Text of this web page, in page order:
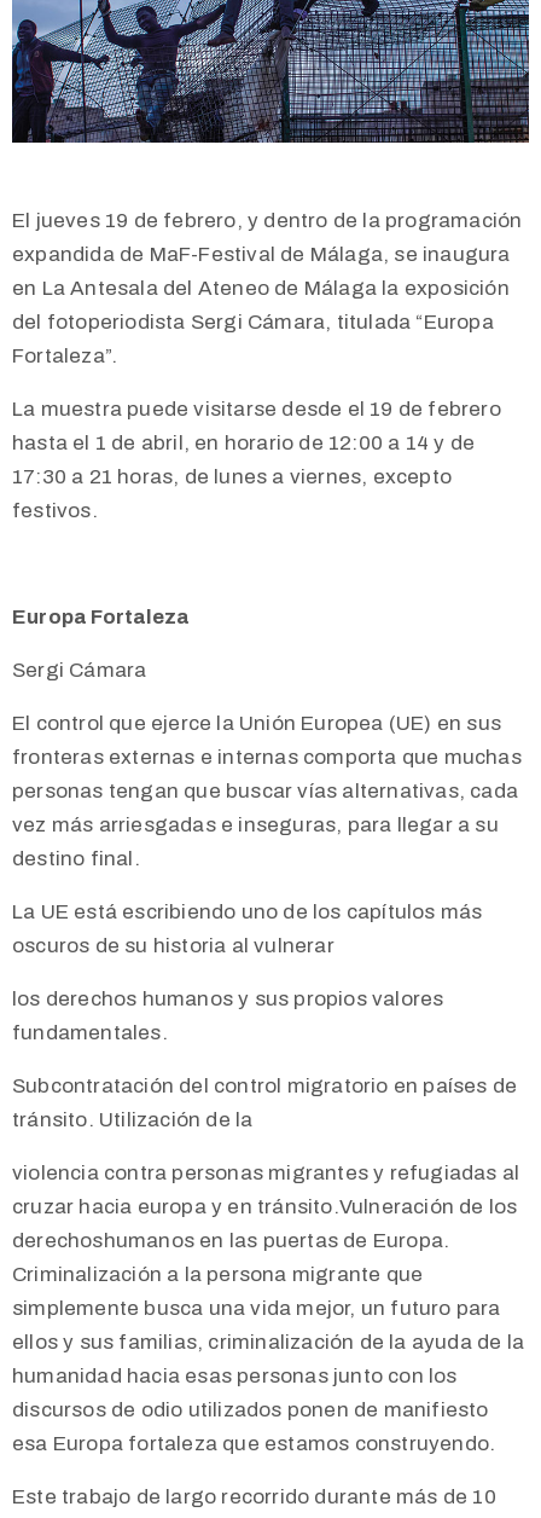
El jueves 19 de febrero, y dentro de la programación
expandida de MaF-Festival de Málaga, se inaugura
en La Antesala del Ateneo de Málaga la exposición
del fotoperiodista Sergi Cámara, titulada “Europa
Fortaleza”.
La muestra puede visitarse desde el 19 de febrero
hasta el 1 de abril, en horario de 12:00 a 14 y de
17:30 a 21 horas, de lunes a viernes, excepto
festivos.
Europa Fortaleza
Sergi Cámara
El control que ejerce la Unión Europea (UE) en sus
fronteras externas e internas comporta que muchas
personas tengan que buscar vías alternativas, cada
vez más arriesgadas e inseguras, para llegar a su
destino final.
La UE está escribiendo uno de los capítulos más
oscuros de su historia al vulnerar
los derechos humanos y sus propios valores
fundamentales.
Subcontratación del control migratorio en países de
tránsito. Utilización de la
violencia contra personas migrantes y refugiadas al
cruzar hacia europa y en tránsito.Vulneración de los
derechoshumanos en las puertas de Europa.
Criminalización a la persona migrante que
simplemente busca una vida mejor, un futuro para
ellos y sus familias, criminalización de la ayuda de la
humanidad hacia esas personas junto con los
discursos de odio utilizados ponen de manifiesto
esa Europa fortaleza que estamos construyendo.
Este trabajo de largo recorrido durante más de 10